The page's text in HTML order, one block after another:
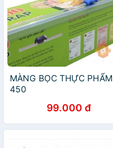
MÀNG BỌC THỰC PHẨM
450
99.000 đ